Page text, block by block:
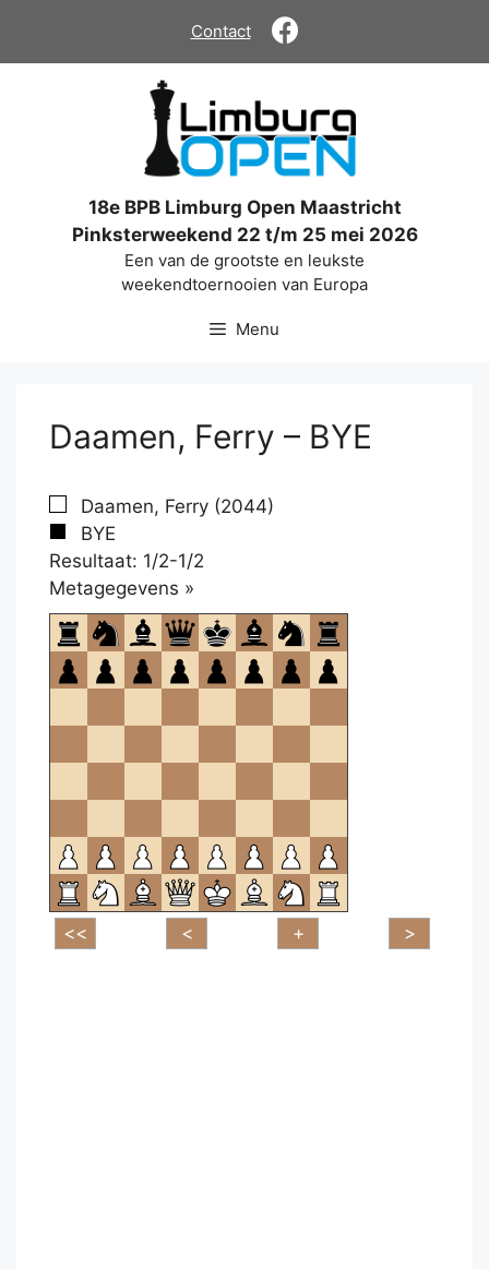
de
Contact
18e BPB Limburg Open Maastricht
Pinksterweekend 22 t/m 25 mei 2026
Een van de grootste en leukste
weekendtoernooien van Europa
Menu
Daamen, Ferry – BYE
Daamen, Ferry (2044)
BYE
Resultaat: 1/2-1/2
Metagegevens »
om
te
openen.